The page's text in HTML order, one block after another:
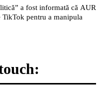
a fost informată că AUR
pentru a manipula